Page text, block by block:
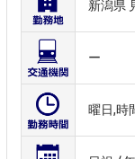
新潟県
ー
曜日,時